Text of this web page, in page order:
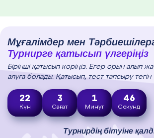
Мұғалімдер мен
Турнирге қатысып үлгеріңіз
Бірінші қатысып көріңіз. Егер орын алып
алуға болады. Қатысып, тест тапсыру тегін
22
Күн
3
Сағат
1
Минут
45
Секунд
Турнирдің бітуіне